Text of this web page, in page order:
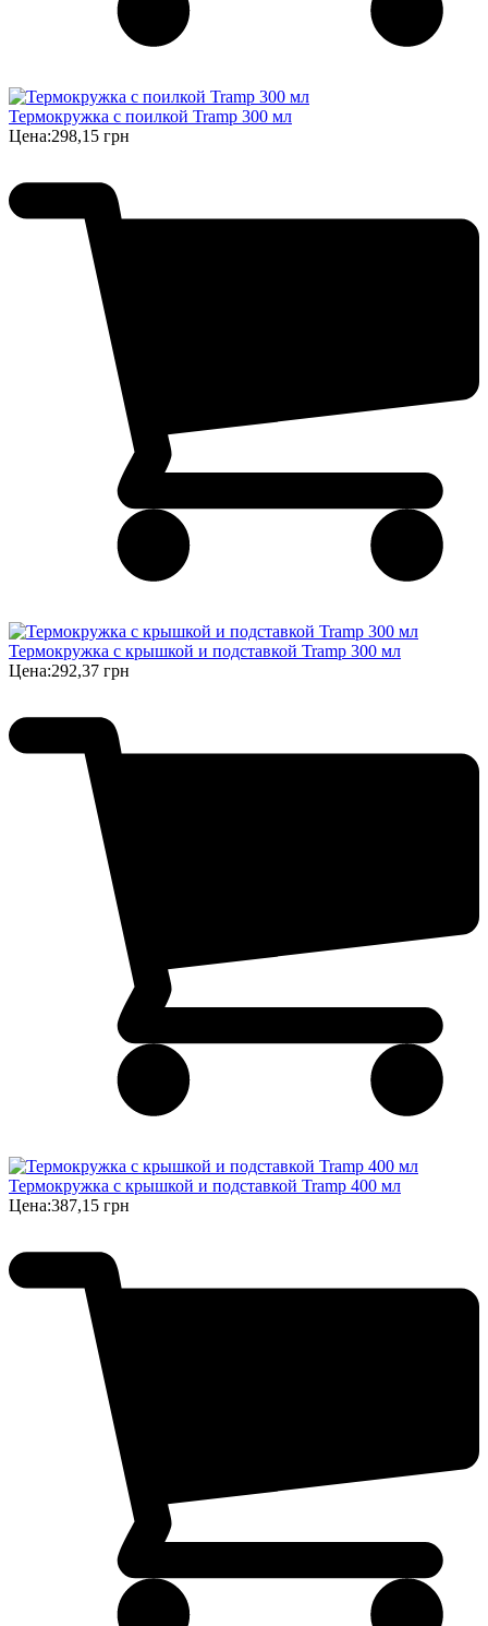
Термокружка с поилкой Tramp 300 мл
Цена:298,15 грн
Термокружка с крышкой и подставкой Tramp 300 мл
Цена:292,37 грн
Термокружка с крышкой и подставкой Tramp 400 мл
Цена:387,15 грн